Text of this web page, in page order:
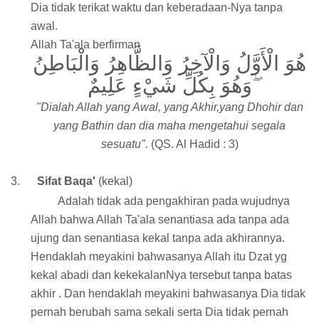
Dia tidak terikat waktu dan keberadaan-Nya tanpa
awal.
Allah Ta'ala berfirman
هُوَ الْأَوَّلُ وَالْآخِرُ وَالظَّاهِرُ وَالْبَاطِنُ
ۖوَهُوَ بِكُلِّ شَيْءٍ عَلِيمٌ
"Dialah Allah yang Awal, yang Akhir,yang Dhohir dan
yang Bathin dan dia maha mengetahui segala
sesuatu". (QS. Al Hadid : 3)
3. Sifat Baqa' (kekal)
Adalah tidak ada pengakhiran pada wujudnya
Allah bahwa Allah Ta'ala senantiasa ada tanpa ada
ujung dan senantiasa kekal tanpa ada akhirannya.
Hendaklah meyakini bahwasanya Allah itu Dzat yg
kekal abadi dan kekekalanNya tersebut tanpa batas
akhir . Dan hendaklah meyakini bahwasanya Dia tidak
pernah berubah sama sekali serta Dia tidak pernah